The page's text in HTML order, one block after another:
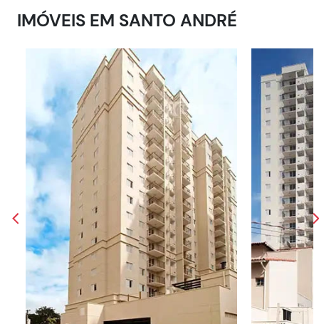
IMÓVEIS EM SANTO ANDRÉ